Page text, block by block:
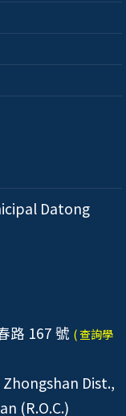
Datong
路 167 號 ( 查詢學
Dist.,
(R.O.C.)